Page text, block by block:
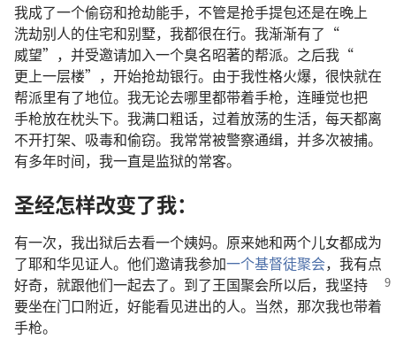
我成了一个偷窃和抢劫能手， 不管是抢手提包还是在晚上
洗劫别人的住宅和别墅， 我都很在行。 我渐渐有了 “
威望”， 并受邀请加入一个臭名昭著的帮派。 之后我 “
更上一层楼”， 开始抢劫银行。 由于我性格火爆， 很快就在
帮派里有了地位。 我无论去哪里都带着手枪， 连睡觉也把
手枪放在枕头下。 我满口粗话， 过着放荡的生活， 每天都离
不开打架、 吸毒和偷窃。 我常常被警察通缉， 并多次被捕。
有多年时间， 我一直是监狱的常客。
圣经怎样改变了我：
有一次， 我出狱后去看一个姨妈。 原来她和两个儿女都成为
了耶和华见证人。 他们邀请我参加一个基督徒聚会， 我有点
好奇， 就跟他们一起去了。 到了王国聚会所以后， 我坚持
要坐在门口附近， 好能看见进出的人。 当然， 那次我也带着
手枪。